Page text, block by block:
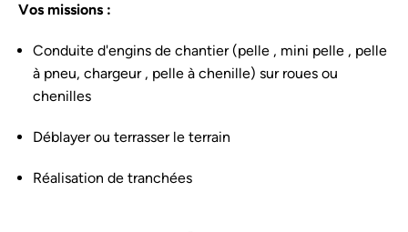
Vos missions :
Conduite d'engins de chantier (pelle , mini pelle , pelle
à pneu, chargeur , pelle à chenille) sur roues ou
chenilles
Déblayer ou terrasser le terrain
Réalisation de tranchées